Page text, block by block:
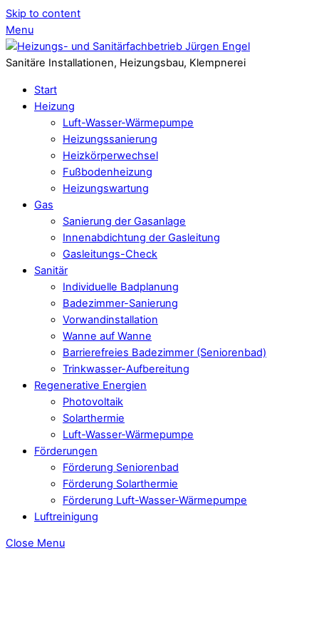
Skip to content
Menu
Sanitäre Installationen, Heizungsbau, Klempnerei
Start
Heizung
Luft-Wasser-Wärmepumpe
Heizungssanierung
Heizkörperwechsel
Fußbodenheizung
Heizungswartung
Gas
Sanierung der Gasanlage
Innenabdichtung der Gasleitung
Gasleitungs-Check
Sanitär
Individuelle Badplanung
Badezimmer-Sanierung
Vorwandinstallation
Wanne auf Wanne
Barrierefreies Badezimmer (Seniorenbad)
Trinkwasser-Aufbereitung
Regenerative Energien
Photovoltaik
Solarthermie
Luft-Wasser-Wärmepumpe
Förderungen
Förderung Seniorenbad
Förderung Solarthermie
Förderung Luft-Wasser-Wärmepumpe
Luftreinigung
Close Menu